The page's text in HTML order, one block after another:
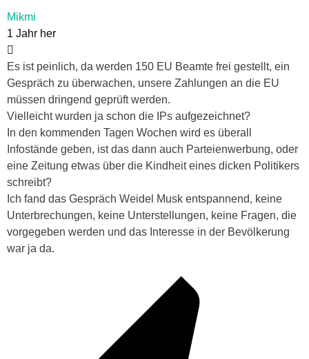
Mikmi
1 Jahr her
Es ist peinlich, da werden 150 EU Beamte frei gestellt, ein
Gespräch zu überwachen, unsere Zahlungen an die EU
müssen dringend geprüft werden.
Vielleicht wurden ja schon die IPs aufgezeichnet?
In den kommenden Tagen Wochen wird es überall
Infostände geben, ist das dann auch Parteienwerbung, oder
eine Zeitung etwas über die Kindheit eines dicken Politikers
schreibt?
Ich fand das Gespräch Weidel Musk entspannend, keine
Unterbrechungen, keine Unterstellungen, keine Fragen, die
vorgegeben werden und das Interesse in der Bevölkerung
war ja da.